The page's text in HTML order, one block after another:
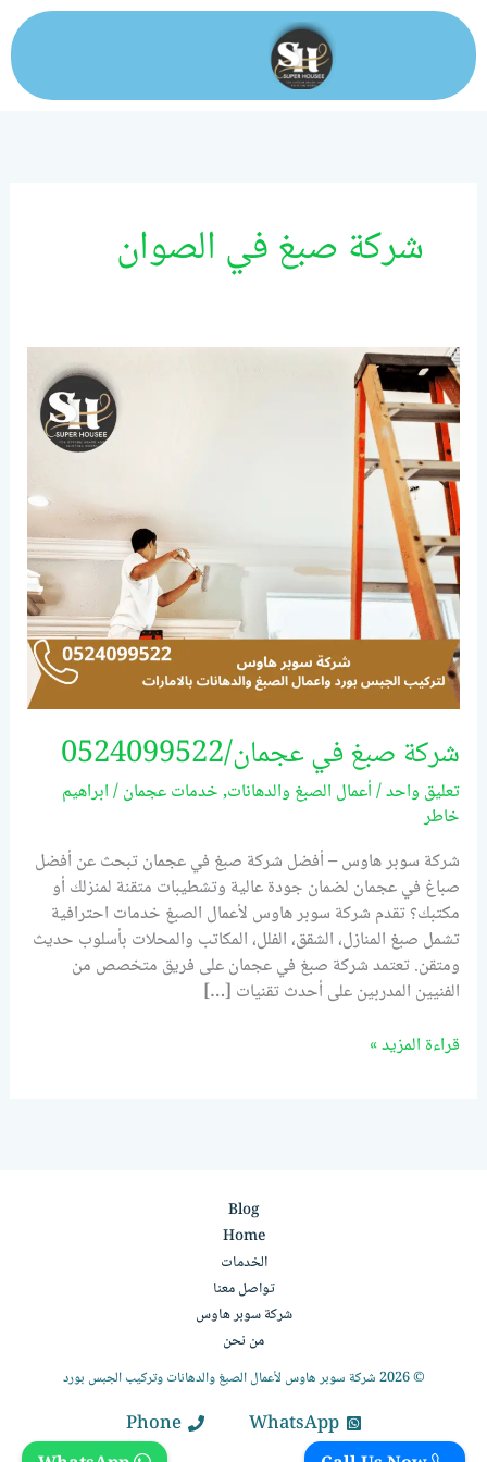
تخطي
إلى
المحتوى
شركة صبغ في الصوان
شركة صبغ في عجمان/0524099522
تعليق واحد/أعمال الصبغ والدهانات,خدمات عجمان/ابراهيم
خاطر
شركة سوبر هاوس – أفضل شركة صبغ في عجمان تبحث عن أفضل
صباغ في عجمان لضمان جودة عالية وتشطيبات متقنة لمنزلك أو
مكتبك؟ تقدم شركة سوبر هاوس لأعمال الصبغ خدمات احترافية
تشمل صبغ المنازل، الشقق، الفلل، المكاتب والمحلات بأسلوب حديث
ومتقن. تعتمد شركة صبغ في عجمان على فريق متخصص من
الفنيين المدربين على أحدث تقنيات […]
شركة
صبغ
في
عجمان/0524099522
قراءة المزيد »
Blog
Home
الخدمات
تواصل معنا
شركة سوبر هاوس
من نحن
© 2026 شركة سوبر هاوس لأعمال الصبغ والدهانات وتركيب الجبس بورد
WhatsApp
Phone